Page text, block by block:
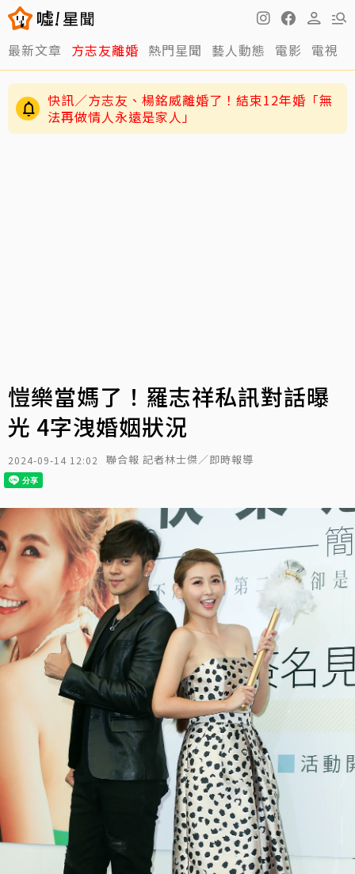
最新文章 方志友離婚 熱門星聞 藝人動態 電影 電視
12年婚姻走到盡頭早有跡象？楊銘威、方志友過
去婚姻裂痕一次看
愷樂當媽了！羅志祥私訊對話曝
光 4字洩婚姻狀況
2024-09-14 12:02 聯合報 記者林士傑／即時報導